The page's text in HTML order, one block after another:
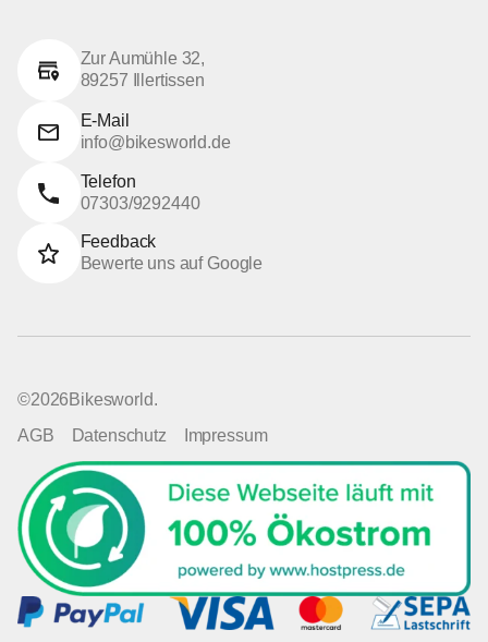
Zur Aumühle 32,
89257 Illertissen
E-Mail
info@bikesworld.de
Telefon
07303/9292440
Feedback
Bewerte uns auf Google
©2026 Bikesworld.
AGB
Datenschutz Impressum